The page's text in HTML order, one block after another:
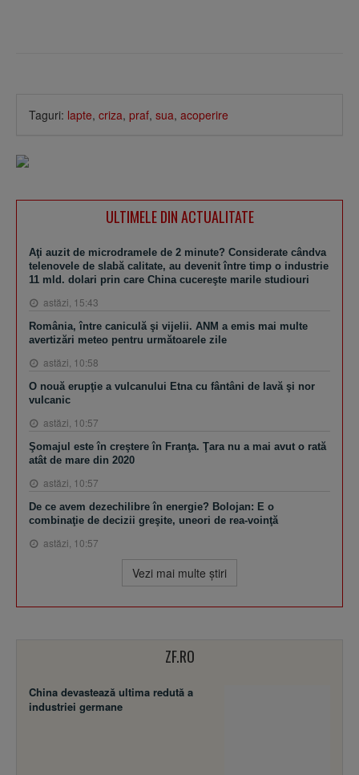
Taguri: lapte, criza, praf, sua, acoperire
ULTIMELE DIN ACTUALITATE
Aţi auzit de microdramele de 2 minute? Considerate cândva
telenovele de slabă calitate, au devenit între timp o industrie
11 mld. dolari prin care China cucereşte marile studiouri
astăzi, 15:43
România, între caniculă şi vijelii. ANM a emis mai multe
avertizări meteo pentru următoarele zile
astăzi, 10:58
O nouă erupţie a vulcanului Etna cu fântâni de lavă şi nor
vulcanic
astăzi, 10:57
Şomajul este în creştere în Franţa. Ţara nu a mai avut o rată
atât de mare din 2020
astăzi, 10:57
De ce avem dezechilibre în energie? Bolojan: E o
combinaţie de decizii greşite, uneori de rea-voinţă
astăzi, 10:57
Vezi mai multe ştiri
ZF.RO
China devastează ultima redută a
industriei germane